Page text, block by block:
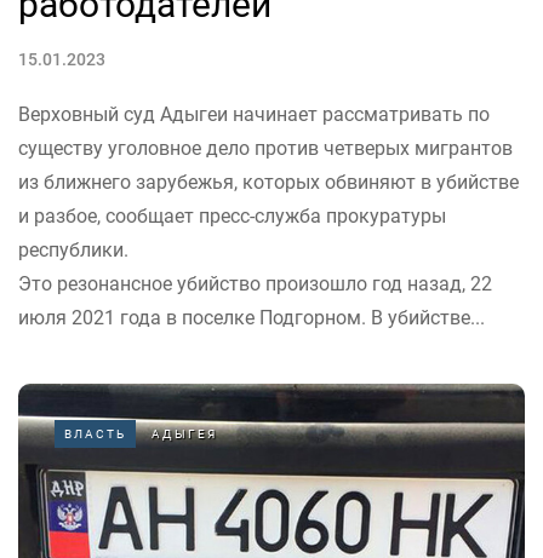
15.01.2023
Верховный суд Адыгеи начинает рассматривать по
существу уголовное дело против четверых мигрантов
из ближнего зарубежья, которых обвиняют в убийстве
и разбое, сообщает пресс-служба прокуратуры
республики.
Это резонансное убийство произошло год назад, 22
июля 2021 года в поселке Подгорном. В убийстве...
ВЛАСТЬ АДЫГЕЯ